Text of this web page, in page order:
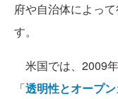
府や自治体によっ
す。
米国では、2009
「透明性とオープ